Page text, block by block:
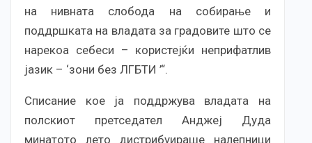
на нивната слобода на собирање и
поддршката на владата за градовите што се
нарекоа себеси – користејќи неприфатлив
јазик – ‘зони без ЛГБТИ ’“.
Списание кое ја поддржува владата на
полскиот претседател Анджеј Дуда
минатото лето дистрибуираше налепници